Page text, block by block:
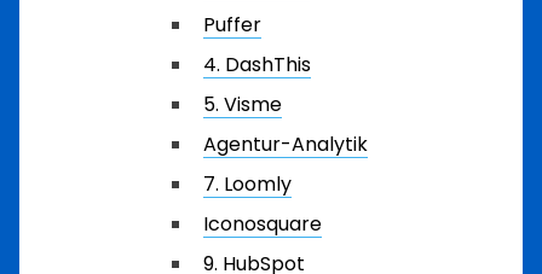
Puffer
4. DashThis
5. Visme
Agentur-Analytik
7. Loomly
Iconosquare
9. HubSpot